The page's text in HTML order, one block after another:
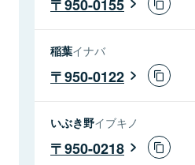
950-0155
稲葉イナバ
950-0122
いぶき野イブキノ
950-0218